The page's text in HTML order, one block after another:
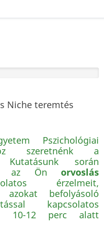
Niche teremtés
Pszichológiai
szeretnénk a
Kutatásunk során
az Ön orvoslás
érzelmeit,
befolyásoló
kapcsolatos
10-12 perc alatt